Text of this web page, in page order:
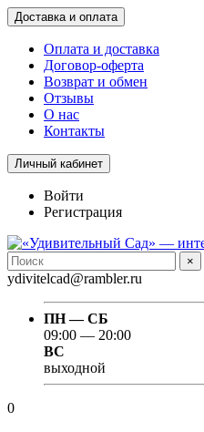
Доставка и оплата
Оплата и доставка
Договор-оферта
Возврат и обмен
Отзывы
О нас
Контакты
Личный кабинет
Войти
Регистрация
×
ydivitelcad@rambler.ru
ПН — СБ
09:00 — 20:00
ВС
выходной
0